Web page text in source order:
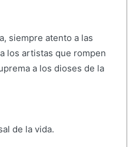
siempre atento a las
los artistas que rompen
a los dioses de la
de la vida.